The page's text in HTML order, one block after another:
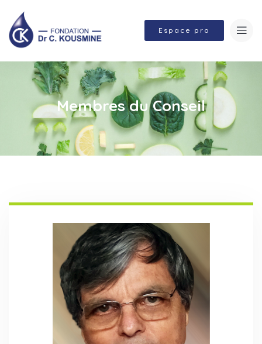
Espace pro
Membres du Conseil